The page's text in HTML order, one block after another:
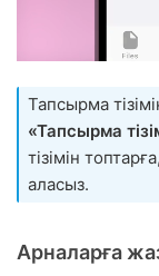
Тапсырма
«Тапсырма
тізімін
аласыз.
Арналарға